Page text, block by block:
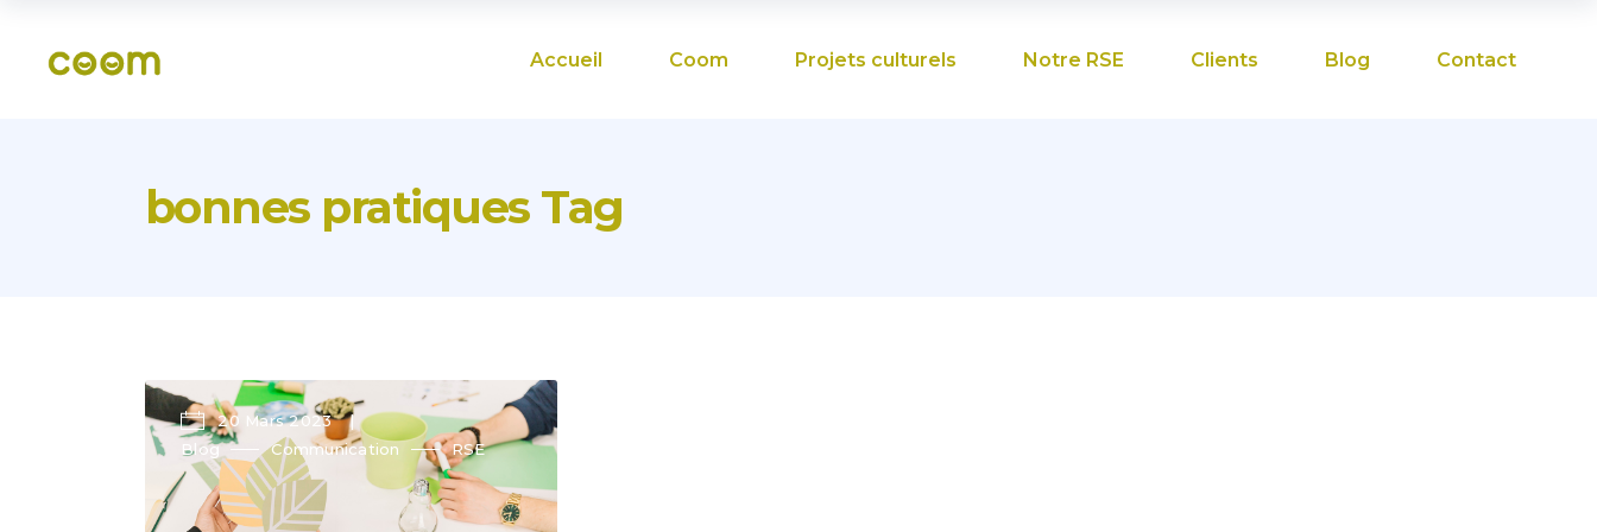
Accueil Coom Projets culturels Notre RSE Clients Blog Contact
bonnes pratiques Tag
20 Mars 2023
Blog
Communication RSE